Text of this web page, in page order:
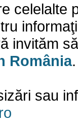
celelalte
invităm
România.
sau